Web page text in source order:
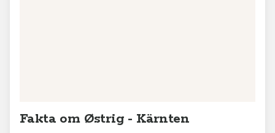
Fakta om Østrig - Kärnten